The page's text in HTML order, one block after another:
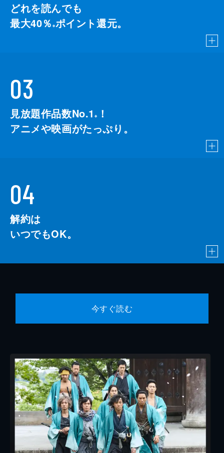
どれを読んでも
最大40％ ※ポイント還元。
03
見放題作品数No.1 ※
！
アニメや映画がたっぷり。
04
解約は
いつでもOK。
今すぐ読む